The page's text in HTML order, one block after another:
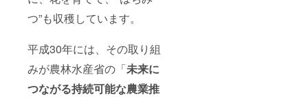
つ”も収穫しています。
平成30年には、その取り組
みが農林水産省の「未来に
つながる持続可能な農業推